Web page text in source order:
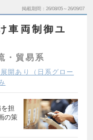
掲載期間 26/08/05～26/09/07
車両制御ユ
・貿易系
開あり（日系グロー
担
の策